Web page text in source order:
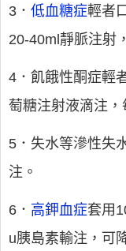
3． 低血糖症輕者
20-40ml靜脈注射
4．飢餓性酮症輕
萄糖注射液滴注，
5．失水等滲性失
注。
6． 高鉀血症套用
u胰島素輸注，可